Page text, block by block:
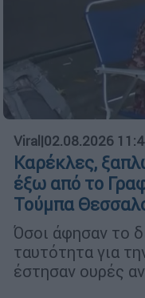
Viral|02.08.2026
Καρέκλες,
έξω από το
Τούμπα
Όσοι άφησαν το
ταυτότητα για
έστησαν ουρές